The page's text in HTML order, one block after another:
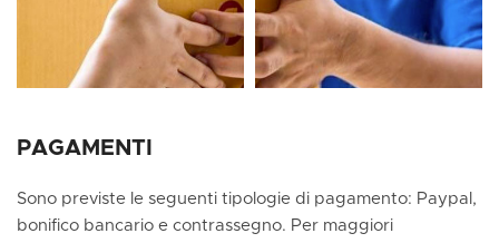
PAGAMENTI
Sono previste le seguenti tipologie di pagamento: Paypal,
bonifico bancario e contrassegno. Per maggiori